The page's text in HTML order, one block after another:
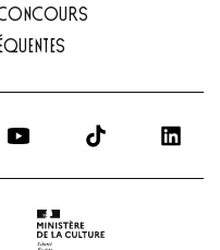
Ministère de la culture